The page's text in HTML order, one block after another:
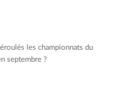
span>
les championnats du
septembre ?
span>